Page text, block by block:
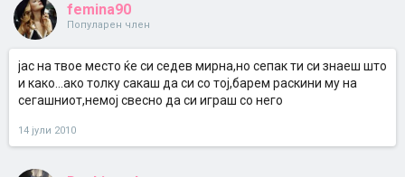
femina90
Популарен член
јас на твое место ќе си седев мирна,но сепак ти си знаеш што
и како...ако толку сакаш да си со тој,барем раскини му на
сегашниот,немој свесно да си играш со него
14 јули 2010